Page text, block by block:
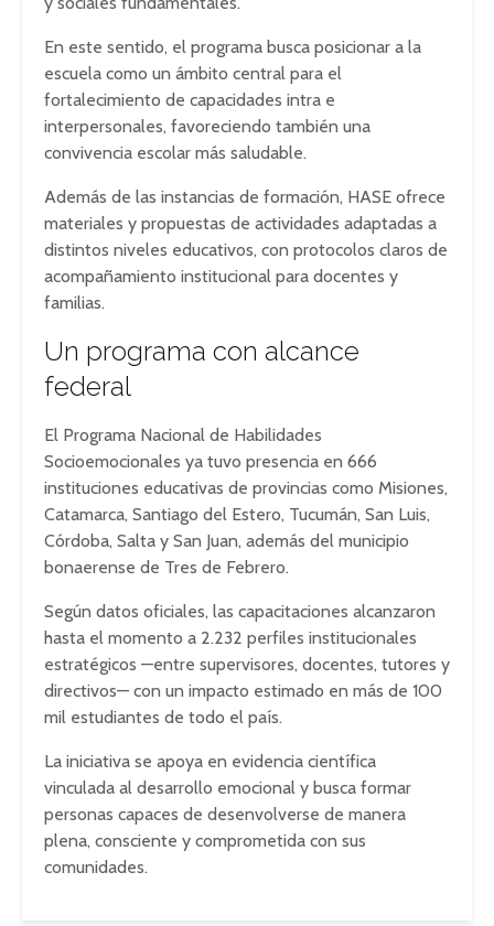
En este sentido, el programa busca posicionar a la
escuela como un ámbito central para el
fortalecimiento de capacidades intra e
interpersonales, favoreciendo también una
convivencia escolar más saludable.
Además de las instancias de formación, HASE ofrece
materiales y propuestas de actividades adaptadas a
distintos niveles educativos, con protocolos claros de
acompañamiento institucional para docentes y
familias.
Un programa con alcance
federal
El Programa Nacional de Habilidades
Socioemocionales ya tuvo presencia en 666
instituciones educativas de provincias como Misiones,
Catamarca, Santiago del Estero, Tucumán, San Luis,
Córdoba, Salta y San Juan, además del municipio
bonaerense de Tres de Febrero.
Según datos oficiales, las capacitaciones alcanzaron
hasta el momento a 2.232 perfiles institucionales
estratégicos —entre supervisores, docentes, tutores y
directivos— con un impacto estimado en más de 100
mil estudiantes de todo el país.
La iniciativa se apoya en evidencia científica
vinculada al desarrollo emocional y busca formar
personas capaces de desenvolverse de manera
plena, consciente y comprometida con sus
comunidades.